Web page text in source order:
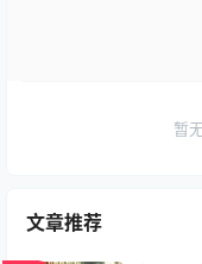
暂
文章推荐